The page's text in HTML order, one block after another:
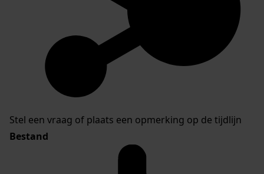
Stel een vraag of plaats een opmerking op de tijdlijn
Bestand